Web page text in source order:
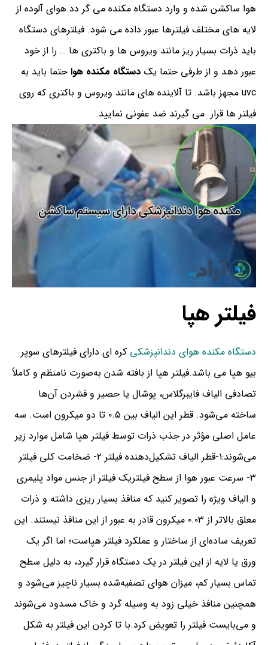
هوا ساکشن شده و وارد دستگاه مکنده می گر دد.هوای آلوده از
لایه های مختلف فیلترها عبور داده می شود. فیلترهای دستگاه
باید ذرات بسیار ریز مانند ویروس ها و باکتری ها … را از خود
عبور دهد.و از طرفی حتما یک دستگاه مکنده هوا حتما باید به
uvc مجهز باشد. تا آلاینده های مانند ویروس و باکتری که روی
فیلتر ها قرار می گیرند ضد عفونی نمایید.
فیلتر هپا
دستگاه مکنده هوای دندانپزشکی کره ای دارای فیلترهای سوپر
بیو هپا می باشد.فیلتر هپا از بافته شدن به‌صورت نامنظم و کاملاً
تصادفی الیاف فایبرگلاس، پوشال یا حصیر و فشردن آن‌ها
ساخته می‌شود. قطر این الیاف بین ۰.۵ تا دو میکرون است. سه
عامل اصلی مؤثر در جذب ذرات توسط فیلتر هپا شامل موارد زیر
می‌شوند:۱-قطر الیاف تشکیل‌دهنده فیلتر ۲- ضخامت کلی فیلتر
۳- سرعت عبور هوا از سطح فیلتریک فیلتر از جنس مواد پلیمری
و الیاف ویژه را تصویر کنید که منافذ بسیار ریزی داشته و ذرات
معلق بالاتر از ۰.۰۳ میکرون قادر به عبور از این منافذ نیستند. این
تعریف ساده‌ای از ساختار و عملکرد فیلتر هپاست؛ اما اگر یک
ورق یا لایه از این فیلتر در یک دستگاه قرار گیرد، به دلیل سطح
تماس بسیار کم، میزان هوای تصفیه‌شده بسیار ناچیز می‌شود و
همچنین منافذ خیلی زود به‌ وسیله گرد و خاک مسدود می‌شوند
و می‌بایست فیلتر را تعویض کرد.با تا کردن این فیلتر به شکل